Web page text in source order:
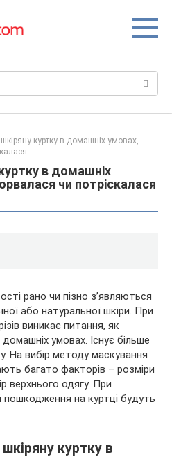
шкіряну куртку в домашніх умовах,
в домашніх
чи потріскалася
рано чи пізно з’являються
або натуральної шкіри. При
виникає питання, як
умовах. Існує більше
На вибір методу маскування
багато факторів – розміри
верхнього одягу. При
на куртці будуть
куртку в